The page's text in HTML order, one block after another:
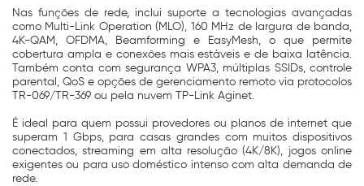
Nas funções de rede, inclui suporte a tecnologias avançadas
como Multi-Link Operation (MLO), 160 MHz de largura de banda,
4K-QAM, OFDMA, Beamforming e EasyMesh, o que permite
cobertura ampla e conexões mais estáveis e de baixa latência.
Também conta com segurança WPA3, múltiplas SSIDs, controle
parental, QoS e opções de gerenciamento remoto via protocolos
TR-069/TR-369 ou pela nuvem TP-Link Aginet.
É ideal para quem possui provedores ou planos de internet que
superam 1 Gbps, para casas grandes com muitos dispositivos
conectados, streaming em alta resolução (4K/8K), jogos online
exigentes ou para uso doméstico intenso com alta demanda de
rede.